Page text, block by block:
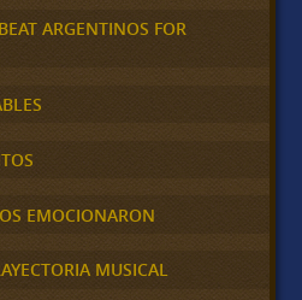
ARGENTINOS FOR
EMOCIONARON
MUSICAL